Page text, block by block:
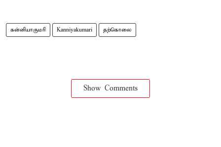
கன்னியாகுமரி Kanniyakumari தற்கொலை
Show Comments